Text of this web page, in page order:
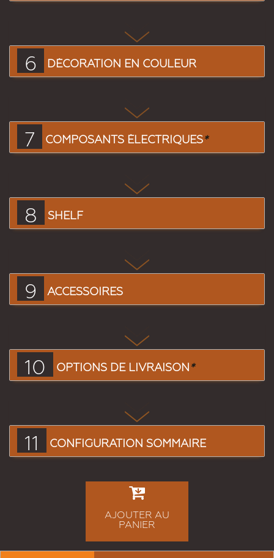
6 DÉCORATION EN COULEUR
7 COMPOSANTS ÉLECTRIQUES*
8 SHELF
9 ACCESSOIRES
10 OPTIONS DE LIVRAISON*
11 CONFIGURATION SOMMAIRE
AJOUTER AU
PANIER